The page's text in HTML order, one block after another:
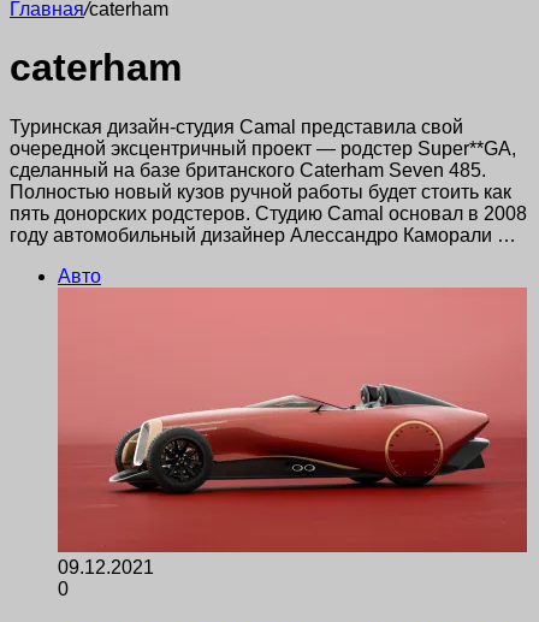
Главная/caterham
caterham
Туринская дизайн-студия Camal представила свой
очередной эксцентричный проект — родстер Super**GA,
сделанный на базе британского Caterham Seven 485.
Полностью новый кузов ручной работы будет стоить как
пять донорских родстеров. Студию Camal основал в 2008
году автомобильный дизайнер Алессандро Каморали …
Авто
09.12.2021
0